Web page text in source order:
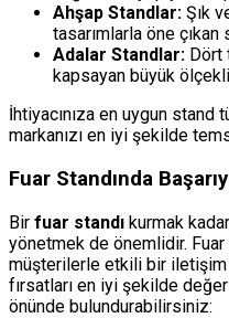
Ahşap Standlar: Şık
tasarımlarla öne çıkan
Adalar Standlar: Dört
kapsayan büyük
İhtiyacınıza en uygun stand
markanızı en iyi şekilde
Fuar Standında
Bir fuar standı kurmak
yönetmek de önemlidir.
müşterilerle etkili bir iletişim
fırsatları en iyi şekilde
önünde bulundurabilirsiniz: